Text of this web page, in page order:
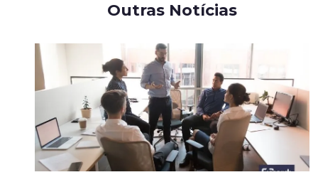
Outras Notícias